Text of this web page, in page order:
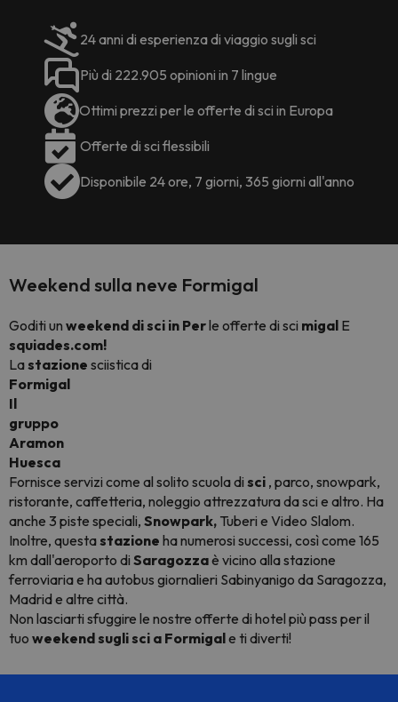
24 anni di esperienza di viaggio sugli sci
Più di 222.905 opinioni in 7 lingue
Ottimi prezzi per le offerte di sci in Europa
Offerte di sci flessibili
Disponibile 24 ore, 7 giorni, 365 giorni all'anno
Weekend sulla neve Formigal
Goditi un weekend di sci in Perle offerte di sci migal E
squiades.com!
Lastazione sciistica di
Formigal
Il
gruppo
Aramon
Huesca
Fornisce servizi come al solito scuola di sci , parco, snowpark,
ristorante, caffetteria, noleggio attrezzatura da sci e altro. Ha
anche 3 piste speciali, Snowpark, Tuberi e Video Slalom.
Inoltre, questastazione ha numerosi successi, così come 165
km dall'aeroporto di Saragozzaè vicino alla stazione
ferroviaria e ha autobus giornalieri Sabinyanigo da Saragozza,
Madrid e altre città.
Non lasciarti sfuggire le nostre offerte di hotel più pass per il
tuo weekend sugli sci a Formigale ti diverti!